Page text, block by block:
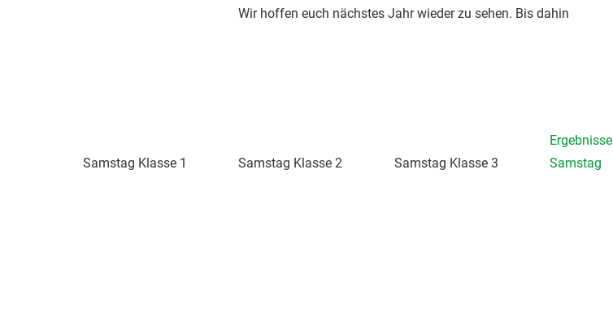
Wir hoffen euch nächstes Jahr wieder zu sehen. Bis dahin
Samstag Klasse 1 Samstag Klasse 2 Samstag Klasse 3
Ergebnisse
Samstag